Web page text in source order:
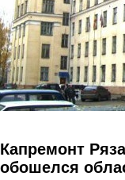
Капремонт
обошелся